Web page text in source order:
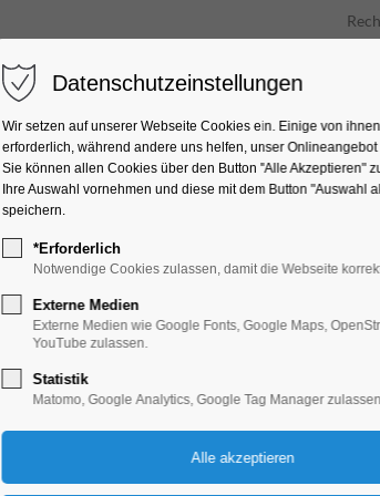
Unterkünfte
Bis bald im
Kinder, Jugend, Lesung
15.01.2025, 10:00–10:30
Datenschutzeinstellungen
Wir setzen auf unserer Webseite Cookies ein. Einige von
erforderlich, während andere uns helfen, unser
Sie können allen Cookies über den Button "Alle Akzeptieren"
Ihre Auswahl vornehmen und diese mit dem Button "Auswahl
speichern.
*Erforderlich
Notwendige Cookies zulassen, damit die Webseite
Externe Medien
Externe Medien wie Google Fonts, Google Maps,
YouTube zulassen.
Statistik
Matomo, Google Analytics, Google Tag Manager